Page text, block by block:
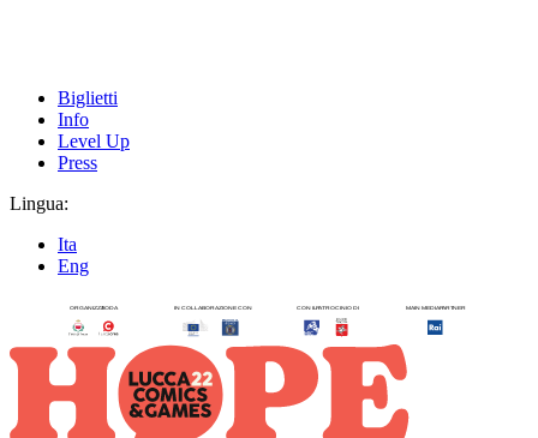
Biglietti
Info
Level Up
Press
Lingua:
Ita
Eng